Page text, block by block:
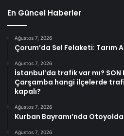
En Güncel Haberler
Ağustos 7, 2026
Çorum’da Sel Felaketi: Tarım
Ağustos 7, 2026
İstanbul’da trafik var mı? SON
Çarşamba hangi ilçelerde
kapalı?
Ağustos 7, 2026
Kurban Bayramı’nda
Ağustos 7, 2026